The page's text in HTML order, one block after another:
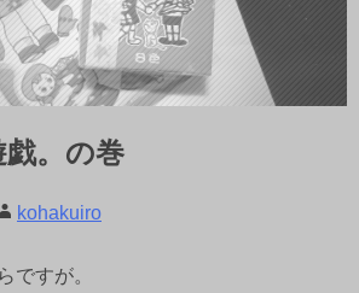
。の巻
kohakuiro
ですが。